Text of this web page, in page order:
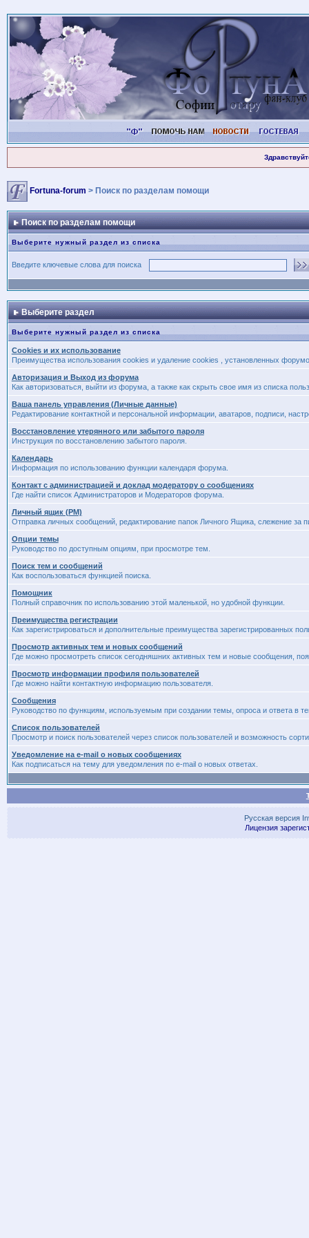
Fortuna-forum > Поиск по разделам помощи
Поиск по разделам помощи
Выберите нужный раздел из списка
Введите ключевые слова для поиска
Выберите раздел
Выберите нужный раздел из списка
Cookies и их использование
Преимущества использования cookies и удаление cookies , установленных
Авторизация и Выход из форума
Как авторизоваться, выйти из форума, а также как скрыть свое имя из списка
Ваша панель управления (Личные данные)
Редактирование контактной и персональной информации, аватаров, подписи,
Восстановление утерянного или забытого пароля
Инструкция по восстановлению забытого пароля.
Календарь
Информация по использованию функции календаря форума.
Контакт с администрацией и доклад модератору о сообщениях
Где найти список Администраторов и Модераторов форума.
Личный ящик (PM)
Отправка личных сообщений, редактирование папок Личного Ящика, слежение за
Опции темы
Руководство по доступным опциям, при просмотре тем.
Поиск тем и сообщений
Как воспользоваться функцией поиска.
Помощник
Полный справочник по использованию этой маленькой, но удобной функции.
Преимущества регистрации
Как зарегистрироваться и дополнительные преимущества зарегистрированных
Просмотр активных тем и новых сообщений
Где можно просмотреть список сегодняшних активных тем и новые сообщения,
Просмотр информации профиля пользователей
Где можно найти контактную информацию пользователя.
Сообщения
Руководство по функциям, используемым при создании темы, опроса и ответа в
Список пользователей
Просмотр и поиск пользователей через список пользователей и возможность
Уведомление на e-mail о новых сообщениях
Как подписаться на тему для уведомления по e-mail о новых ответах.
Русская версия
Лицензия